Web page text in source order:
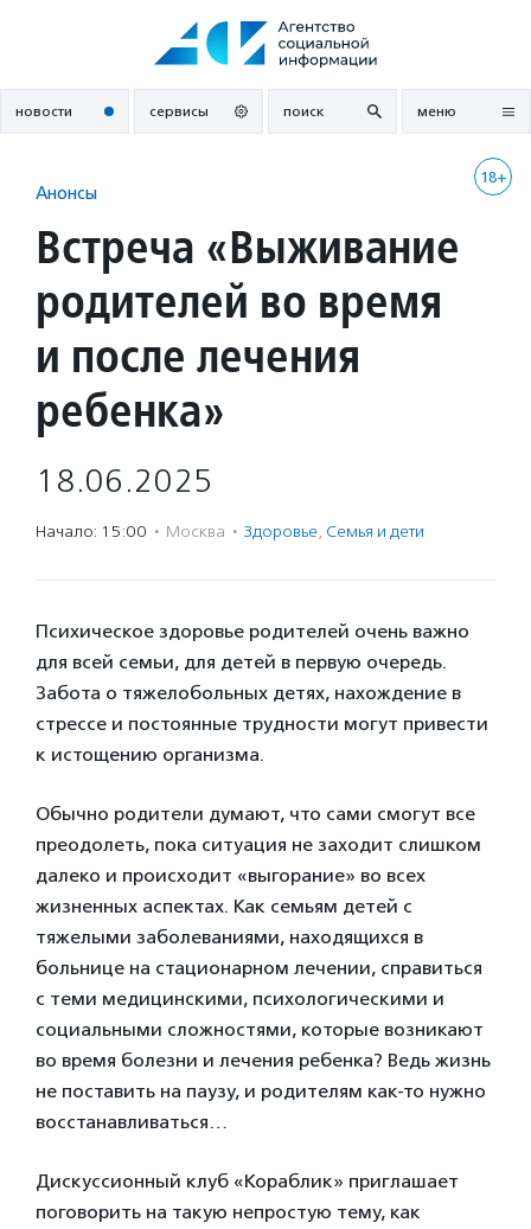
новости сервисы поиск меню
18+
Анонсы
Встреча «Выживание
родителей во время
и после лечения
ребенка»
18.06.2025
Начало: 15:00 · Москва · Здоровье, Семья и дети
Психическое здоровье родителей очень важно
для всей семьи, для детей в первую очередь.
Забота о тяжелобольных детях, нахождение в
стрессе и постоянные трудности могут привести
к истощению организма.
Обычно родители думают, что сами смогут все
преодолеть, пока ситуация не заходит слишком
далеко и происходит «выгорание» во всех
жизненных аспектах. Как семьям детей с
тяжелыми заболеваниями, находящихся в
больнице на стационарном лечении, справиться
с теми медицинскими, психологическими и
социальными сложностями, которые возникают
во время болезни и лечения ребенка? Ведь жизнь
не поставить на паузу, и родителям как-то нужно
восстанавливаться…
Дискуссионный клуб «Кораблик» приглашает
поговорить на такую непростую тему, как